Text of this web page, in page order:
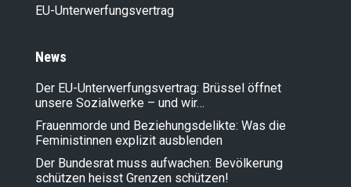
EU-Unterwerfungsvertrag
News
Der EU-Unterwerfungsvertrag: Brüssel öffnet
unsere Sozialwerke – und wir…
Frauenmorde und Beziehungsdelikte: Was die
Feministinnen explizit ausblenden
Der Bundesrat muss aufwachen: Bevölkerung
schützen heisst Grenzen schützen!